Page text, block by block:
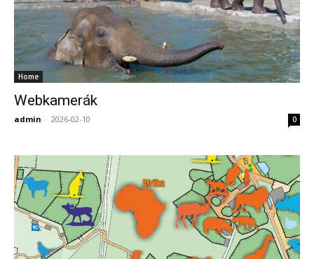
Home
Webkamerák
admin - 2026-02-10 0